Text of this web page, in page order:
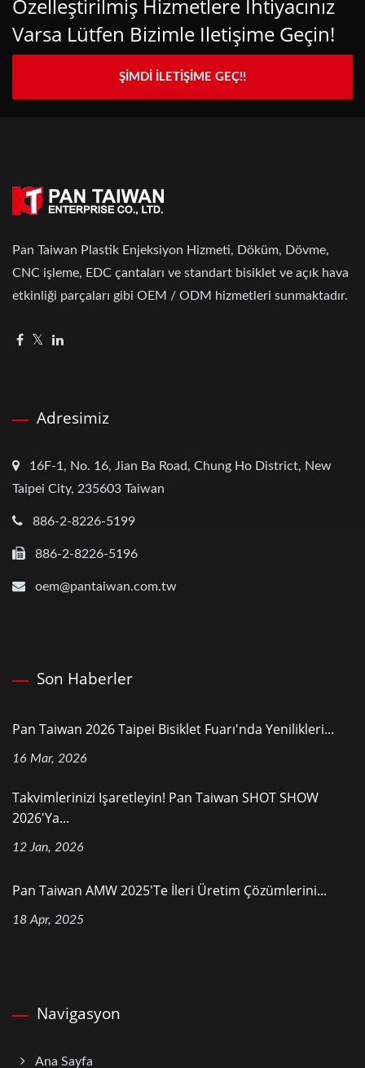
Özelleştirilmiş Hizmetlere Ihtiyacınız
Varsa Lütfen Bizimle Iletişime Geçin!
ŞIMDI İLETIŞIME GEÇ!!
Pan Taiwan Plastik Enjeksiyon Hizmeti, Döküm, Dövme,
CNC işleme, EDC çantaları ve standart bisiklet ve açık hava
etkinliği parçaları gibi OEM / ODM hizmetleri sunmaktadır.
Adresimiz
16F-1, No. 16, Jian Ba Road, Chung Ho District, New
Taipei City, 235603 Taiwan
886-2-8226-5199
886-2-8226-5196
oem@pantaiwan.com.tw
Son Haberler
Pan Taiwan 2026 Taipei Bisiklet Fuarı'nda Yenilikleri...
16 Mar, 2026
Takvimlerinizi Işaretleyin! Pan Taiwan SHOT SHOW
2026'ya...
12 Jan, 2026
Pan Taiwan AMW 2025'te İleri Üretim Çözümlerini...
18 Apr, 2025
Navigasyon
Ana Sayfa